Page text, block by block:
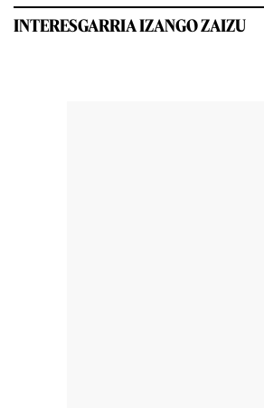
INTERESGARRIA IZANGO ZAIZU